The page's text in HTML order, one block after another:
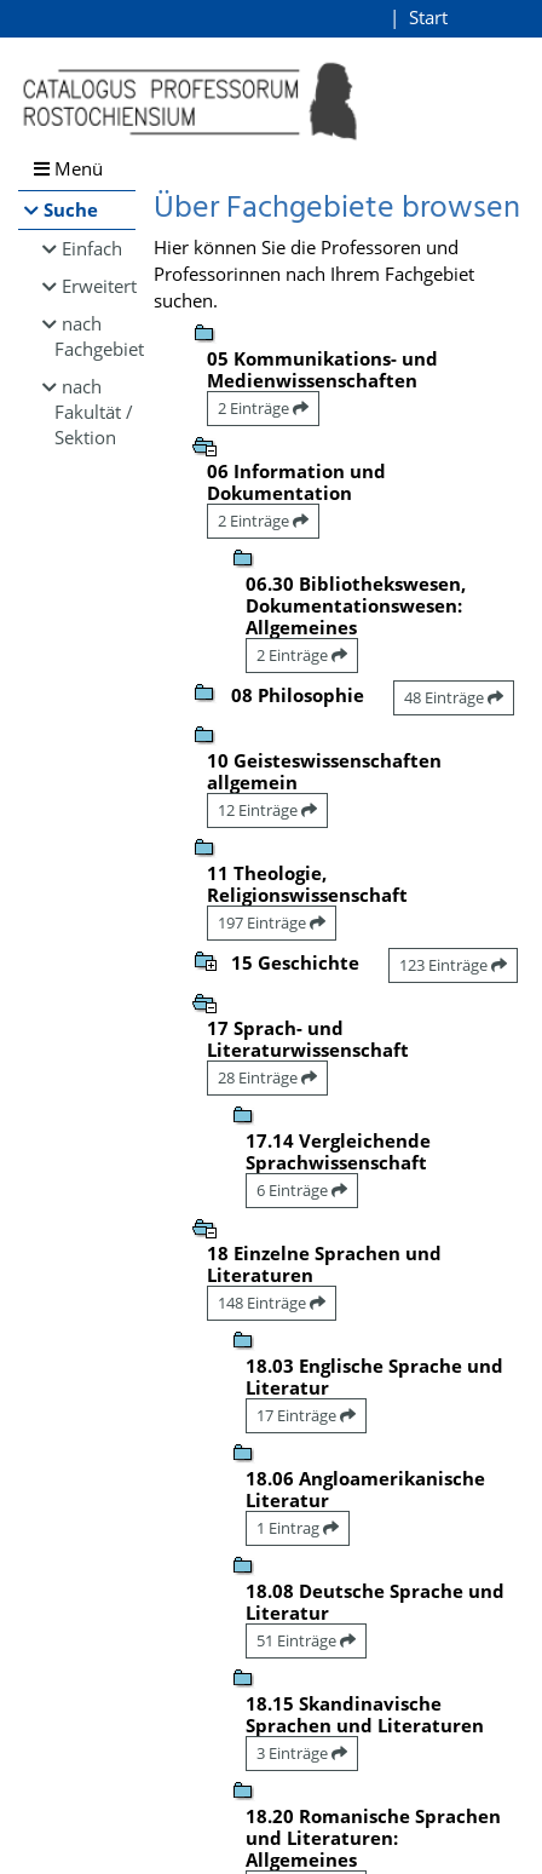
Browsen
direkt zum Inhalt
Start
Menü
Suche
Einfach
Erweitert
nach
Fachgebiet
nach
Fakultät /
Sektion
Über Fachgebiete browsen
Hier können Sie die Professoren und
Professorinnen nach Ihrem Fachgebiet
suchen.
05 Kommunikations- und
Medienwissenschaften
2 Einträge
06 Information und
Dokumentation
2 Einträge
06.30 Bibliothekswesen,
Dokumentationswesen:
Allgemeines
2 Einträge
08 Philosophie 48 Einträge
10 Geisteswissenschaften
allgemein
12 Einträge
11 Theologie,
Religionswissenschaft
197 Einträge
15 Geschichte 123 Einträge
17 Sprach- und
Literaturwissenschaft
28 Einträge
17.14 Vergleichende
Sprachwissenschaft
6 Einträge
18 Einzelne Sprachen und
Literaturen
148 Einträge
18.03 Englische Sprache und
Literatur
17 Einträge
18.06 Angloamerikanische
Literatur
1 Eintrag
18.08 Deutsche Sprache und
Literatur
51 Einträge
18.15 Skandinavische
Sprachen und Literaturen
3 Einträge
18.20 Romanische Sprachen
und Literaturen:
Allgemeines